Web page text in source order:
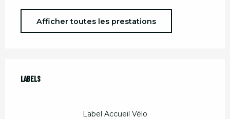
Afficher toutes les prestations
Offres de prestations
Labels
Labels
Label Accueil Vélo